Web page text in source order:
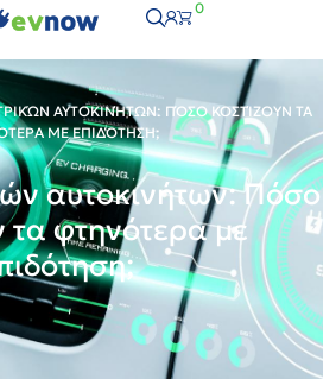
0
ΑΥΤΟΚΙΝΉΤΩΝ: ΠΌΣΟ ΚΟΣΤΊΖΟΥΝ ΤΑ
ΜΕ ΕΠΙΔΌΤΗΣΗ;
αυτοκινήτων: Πόσο
τα φτηνότερα με